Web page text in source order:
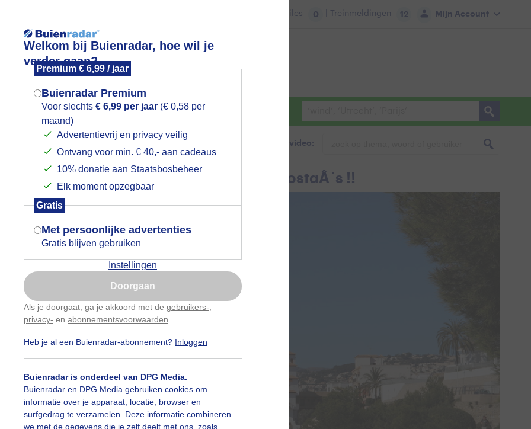
Welkom bij Buienradar, hoe wil je
verder gaan?
Premium € 6,99 / jaar
Buienradar Premium
Voor slechts € 6,99 per jaar (€ 0,58 per
maand)
Advertentievrij en privacy veilig
Ontvang voor min. € 40,- aan cadeaus
10% donatie aan Staatsbosbeheer
Elk moment opzegbaar
Gratis
Met persoonlijke advertenties
Gratis blijven gebruiken
Instellingen
Doorgaan
Als je doorgaat, ga je akkoord met de gebruikers-
privacy- en abonnementsvoorwaarden
Heb je al een Buienradar-abonnement? Inloggen
Buienradar is onderdeel van DPG Media.
Buienradar en DPG Media gebruiken cookies om
informatie over je apparaat, locatie, browser en
surfgedrag te verzamelen. Deze informatie combineren
we met de gegevens die je zelf deelt met ons, zoals
Mijn Account
Files 0 | Treinmeldingen 12
Foto en video Weerzine
Zoeken in foto & video:
BLAUW en BRUIN vandaag aan de CostaÂ´s !!
Mogen we je locatie gebruiken voor
het weer?
Indien je hier nog geen akkoord op hebt
gegeven, verschijnt er zo een pop-up uit
je browser waarin deze toestemming
gevraagd wordt.
Is goed, toon de popup
Nu niet, misschien later
Gebruik je Safari en wil je niet elke dag deze pop-up
Klikhierom dit aan te passen